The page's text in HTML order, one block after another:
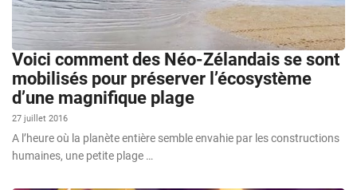
Voici comment des Néo-Zélandais se sont
mobilisés pour préserver l’écosystème
d’une magnifique plage
27 juillet 2016
A l’heure où la planète entière semble envahie par les constructions
humaines, une petite plage …